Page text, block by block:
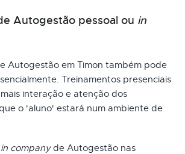
Autogestão pessoal ou in
Autogestão em Timon também pode
Treinamentos presenciais
interação e atenção dos
o 'aluno' estará num ambiente de
in companyde Autogestão nas